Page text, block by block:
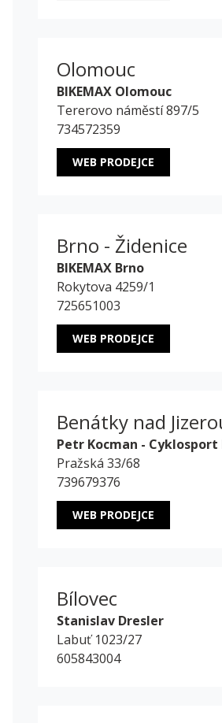
Olomouc
BIKEMAX Olomouc
Tererovo náměstí 897/5
734572359
WEB PRODEJCE
Brno - Židenice
BIKEMAX Brno
Rokytova 4259/1
725651003
WEB PRODEJCE
Benátky nad
Petr Kocman -
Pražská 33/68
739679376
WEB PRODEJCE
Bílovec
Stanislav Dresler
Labuť 1023/27
605843004